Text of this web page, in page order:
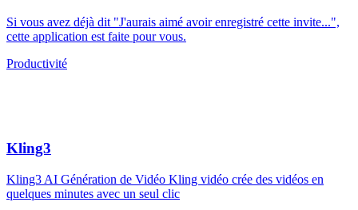
Si vous avez déjà dit "J'aurais aimé avoir enregistré cette invite...",
cette application est faite pour vous.
Productivité
Kling3
Kling3 AI Génération de Vidéo Kling vidéo crée des vidéos en
quelques minutes avec un seul clic